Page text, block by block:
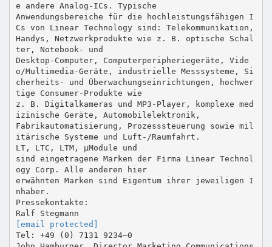
e andere Analog-ICs. Typische
Anwendungsbereiche für die hochleistungsfähigen I
Cs von Linear Technology sind: Telekommunikation,
Handys, Netzwerkprodukte wie z. B. optische Schal
ter, Notebook- und
Desktop-Computer, Computerperipheriegeräte, Vide
o/Multimedia-Geräte, industrielle Messsysteme, Si
cherheits- und Überwachungseinrichtungen, hochwer
tige Consumer-Produkte wie
z. B. Digitalkameras und MP3-Player, komplexe med
izinische Geräte, Automobilelektronik,
Fabrikautomatisierung, Prozesssteuerung sowie mil
itärische Systeme und Luft-/Raumfahrt.
LT, LTC, LTM, µModule und
sind eingetragene Marken der Firma Linear Technol
ogy Corp. Alle anderen hier
erwähnten Marken sind Eigentum ihrer jeweiligen I
nhaber.
Pressekontakte:
[email protected]
Tel: +49 (0) 7131 9234–0